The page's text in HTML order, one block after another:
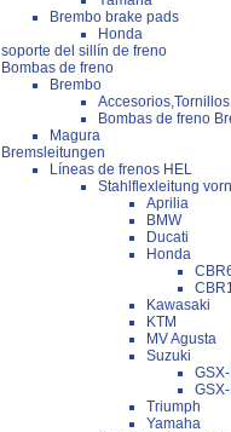
Brembo brake pads
Honda
soporte del sillín de freno
Bombas de freno
Brembo
Bombas de freno
Magura
Bremsleitungen
Líneas de frenos HEL
Stahlflexleitung vorn
Aprilia
BMW
Ducati
Honda
Kawasaki
KTM
MV Agusta
Suzuki
Triumph
Yamaha